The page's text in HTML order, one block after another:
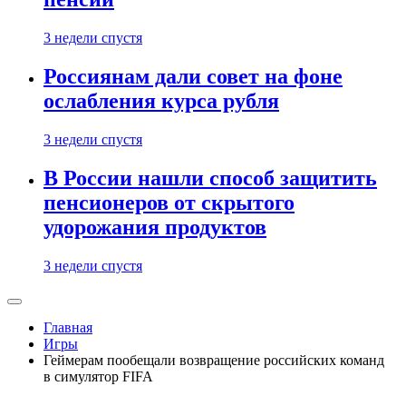
3 недели спустя
Россиянам дали совет на фоне
ослабления курса рубля
3 недели спустя
В России нашли способ защитить
пенсионеров от скрытого
удорожания продуктов
3 недели спустя
Главная
Игры
Геймерам пообещали возвращение российских команд
в симулятор FIFA